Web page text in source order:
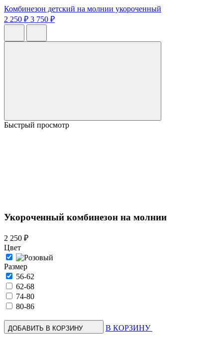
Комбинезон детский на молнии укороченный
2 250 ₽ 3 750 ₽
Быстрый просмотр
Укороченный комбинезон на молнии
2 250 ₽
Цвет
Размер
56-62
62-68
74-80
80-86
ДОБАВИТЬ В КОРЗИНУ В КОРЗИНУ